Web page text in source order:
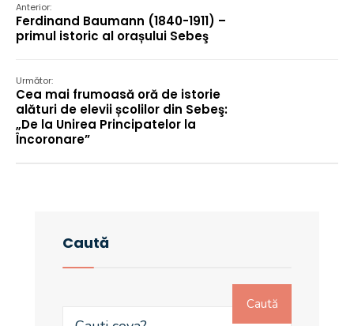
Anterior:
Ferdinand Baumann (1840-1911) –
primul istoric al orașului Sebeş
Următor:
Cea mai frumoasă oră de istorie
alături de elevii școlilor din Sebeş:
„De la Unirea Principatelor la
Încoronare”
Caută
Caută